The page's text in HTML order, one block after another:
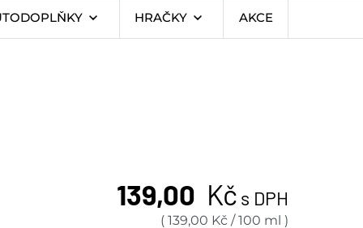
HRAČKY AKCE
139,00 Kč s DPH
( 139,00 Kč/100 ml )